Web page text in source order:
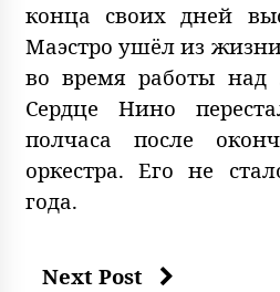
конца своих дней
Маэстро ушёл из жизни
во время работы над
Сердце Нино
полчаса после
оркестра. Его не
года.
Next Post